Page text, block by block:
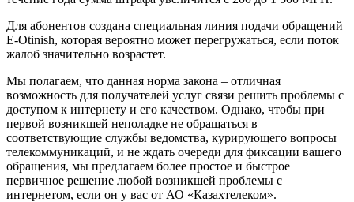
Для абонентов создана специальная линия подачи обращений
Е-Оtinish, которая вероятно может перегружаться, если поток
жалоб значительно возрастет.
Мы полагаем, что данная норма закона – отличная
возможность для получателей услуг связи решить проблемы с
доступом к интернету и его качеством. Однако, чтобы при
первой возникшей неполадке не обращаться в
соответствующие службы ведомства, курирующего вопросы
телекоммуникаций, и не ждать очереди для фиксации вашего
обращения, мы предлагаем более простое и быстрое
первичное решение любой возникшей проблемы с
интернетом, если он у вас от АО «Казахтелеком».